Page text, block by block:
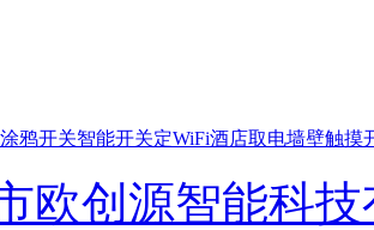
鸦开关智能开关定WiFi酒店取电墙壁触摸
欧创源智能科